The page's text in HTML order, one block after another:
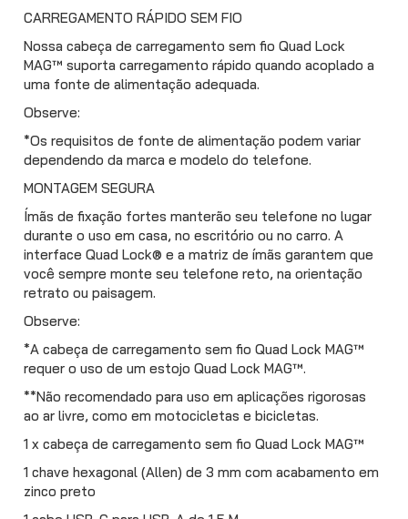
CARREGAMENTO RÁPIDO SEM FIO
Nossa cabeça de carregamento sem fio Quad Lock
MAG™ suporta carregamento rápido quando acoplado a
uma fonte de alimentação adequada.
Observe:
*Os requisitos de fonte de alimentação podem variar
dependendo da marca e modelo do telefone.
MONTAGEM SEGURA
Ímãs de fixação fortes manterão seu telefone no lugar
durante o uso em casa, no escritório ou no carro. A
interface Quad Lock® e a matriz de ímãs garantem que
você sempre monte seu telefone reto, na orientação
retrato ou paisagem.
Observe:
*A cabeça de carregamento sem fio Quad Lock MAG™
requer o uso de um estojo Quad Lock MAG™.
**Não recomendado para uso em aplicações rigorosas
ao ar livre, como em motocicletas e bicicletas.
1 x cabeça de carregamento sem fio Quad Lock MAG™
1 chave hexagonal (Allen) de 3 mm com acabamento em
zinco preto